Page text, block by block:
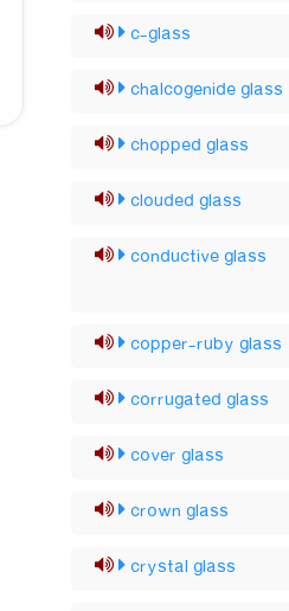
c-glass
chalcogenide glass
chopped glass
clouded glass
conductive glass
copper-ruby glass
corrugated glass
cover glass
crown glass
crystal glass